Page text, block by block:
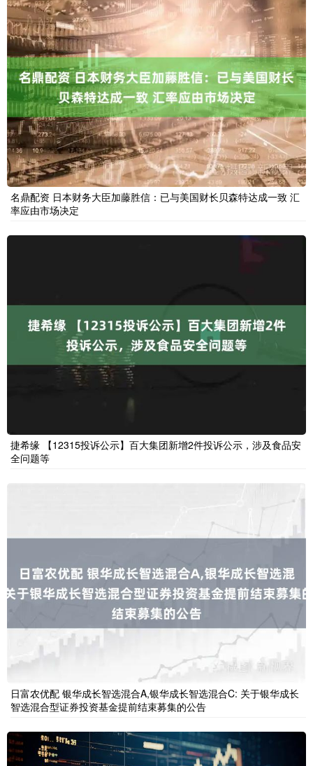
名鼎配资 日本财务大臣加藤胜信：已与美国财长贝森特达成一致 汇
率应由市场决定
捷希缘 【12315投诉公示】百大集团新增2件投诉公示，涉及食品安
全问题等
日富农优配 银华成长智选混合A,银华成长智选混合C: 关于银华成长
智选混合型证券投资基金提前结束募集的公告